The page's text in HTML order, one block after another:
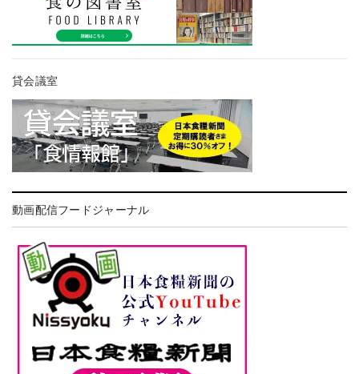
貸会議室
動画配信フードジャーナル